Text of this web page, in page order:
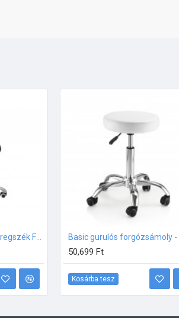
50,699 Ft
Kosárba tesz